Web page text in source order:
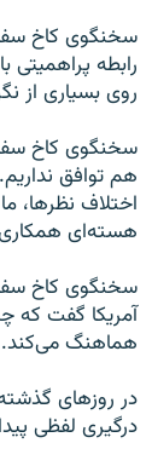
سخنگوی کاخ
رابطه پراهمیتی
روی بسیاری از
سخنگوی کاخ
هم توافق
اختلاف نظرها،
هسته‌ای
سخنگوی کاخ
آمریکا گفت که
هماهنگ می‌کند.
در روزهای گذشته
درگیری لفظی